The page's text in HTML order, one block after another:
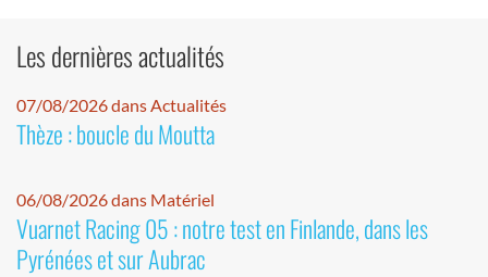
Les dernières actualités
07/08/2026 dans Actualités
Thèze : boucle du Moutta
06/08/2026 dans Matériel
Vuarnet Racing 05 : notre test en Finlande, dans les
Pyrénées et sur Aubrac